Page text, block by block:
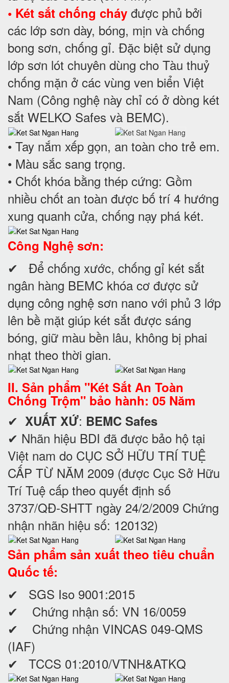
• Két sắt chống cháy được phủ bởi
các lớp sơn dày, bóng, mịn và chống
bong sơn, chống gỉ. Đặc biệt sử dụng
lớp sơn lót chuyên dùng cho Tàu thuỷ
chống mặn ở các vùng ven biển Việt
Nam (Công nghệ này chỉ có ở dòng két
sắt WELKO Safes và BEMC).
• Tay nắm xếp gọn, an toàn cho trẻ em.
• Màu sắc sang trọng.
• Chốt khóa bằng thép cứng: Gồm
nhiều chốt an toàn được bố trí 4 hướng
xung quanh cửa, chống nạy phá két.
Công Nghệ sơn:
✔ Để chống xước, chống gỉ két sắt
ngân hàng BEMC khóa cơ được sử
dụng công nghệ sơn nano với phủ 3 lớp
lên bề mặt giúp két sắt được sáng
bóng, giữ màu bền lâu, không bị phai
nhạt theo thời gian.
II. Sản phẩm "Két Sắt An Toàn
Chống Trộm" bảo hành: 05 Năm
✔ XUẤT XỨ: BEMC Safes
✔ Nhãn hiệu BDI đã được bảo hộ tại
Việt nam do CỤC SỞ HỮU TRÍ TUỆ
CẤP TỪ NĂM 2009 (được Cục Sở Hữu
Trí Tuệ cấp theo quyết định số
3737/QĐ-SHTT ngày 24/2/2009 Chứng
nhận nhãn hiệu số: 120132)
Sản phẩm sản xuất theo tiêu chuẩn
Quốc tế:
✔ SGS Iso 9001:2015
✔ Chứng nhận số: VN 16/0059
✔ Chứng nhận VINCAS 049-QMS
(IAF)
✔ TCCS 01:2010/VTNH&ATKQ